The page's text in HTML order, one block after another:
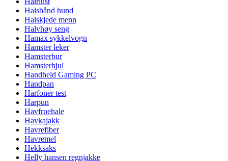
Halsbånd hund
Halskjede menn
Halvhøy seng
Hamax sykkelvogn
Hamster leker
Hamsterbur
Hamsterhjul
Handheld Gaming PC
Handpan
Harfoner test
Harpun
Havfruehale
Havkajakk
Havrefiber
Havremel
Hekksaks
Helly hansen regnjakke